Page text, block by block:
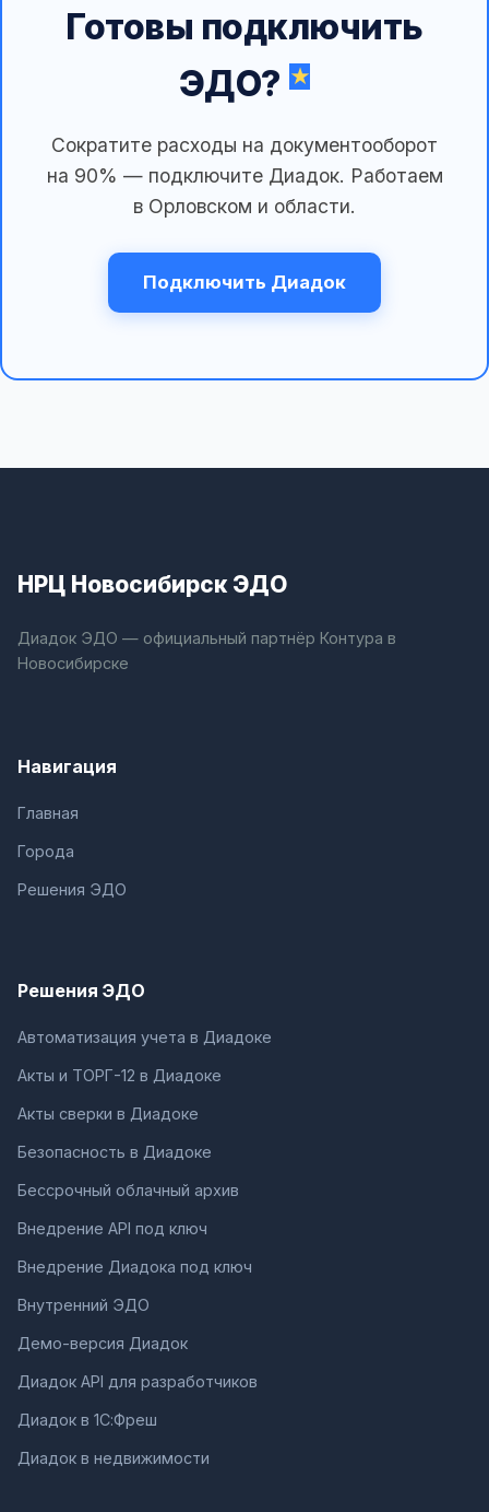
Готовы подключить
ЭДО?
Сократите расходы на документооборот
на 90% — подключите Диадок. Работаем
в Орловском и области.
Подключить Диадок
НРЦ Новосибирск ЭДО
Диадок ЭДО — официальный партнёр Контура в
Новосибирске
Навигация
Главная
Города
Решения ЭДО
Решения ЭДО
Автоматизация учета в Диадоке
Акты и ТОРГ-12 в Диадоке
Акты сверки в Диадоке
Безопасность в Диадоке
Бессрочный облачный архив
Внедрение API под ключ
Внедрение Диадока под ключ
Внутренний ЭДО
Демо-версия Диадок
Диадок API для разработчиков
Диадок в 1С:Фреш
Диадок в недвижимости